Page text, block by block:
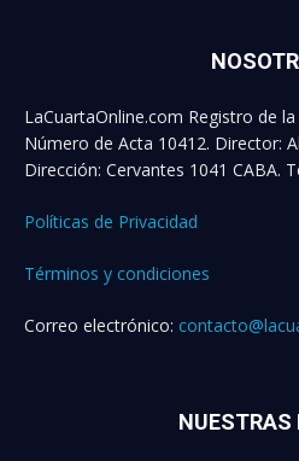
LaCuartaOnline.com Registro de
Número de Acta 10412. Director:
Dirección: Cervantes 1041 CABA.
Políticas de Privacidad
Términos y condiciones
Correo electrónico:
NUESTRAS